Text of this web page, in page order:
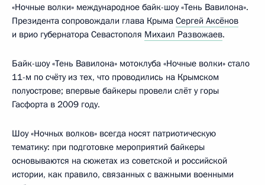
«Ночные волки» международное байк-шоу «Тень Вавилона».
Президента сопровождали глава Крыма Сергей Аксёнов
и врио губернатора Севастополя Михаил Развожаев.
Байк-шоу «Тень Вавилона» мотоклуба «Ночные волки» стало
11-м по счёту из тех, что проводились на Крымском
полуострове; впервые байкеры провели слёт у горы
Гасфорта в 2009 году.
Шоу «Ночных волков» всегда носят патриотическую
тематику: при подготовке мероприятий байкеры
основываются на сюжетах из советской и российской
истории, как правило, связанных с важными военными